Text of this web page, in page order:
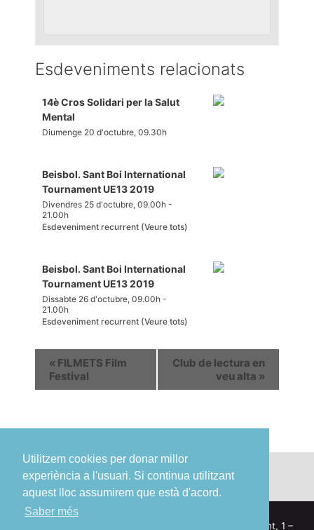
Utilitzem cookies per donar millor
experiència a l'usuari. Si continua utilitzant
aquest lloc assumirem que està d'acord.
Saber més
Esdeveniments relacionats
14è Cros Solidari per la Salut
Mental
Diumenge 20 d'octubre, 09.30h
Beisbol. Sant Boi International
Tournament UE13 2019
Divendres 25 d'octubre, 09.00h -
21.00h
Esdeveniment recurrent (Veure tots)
Beisbol. Sant Boi International
Tournament UE13 2019
Dissabte 26 d'octubre, 09.00h -
21.00h
Esdeveniment recurrent (Veure tots)
« FILMETS Film
Festival
Club de lectura en
veu alta »
© Ajuntament de Sant Boi de Llobregat – Pl. Ajuntament, 1 –